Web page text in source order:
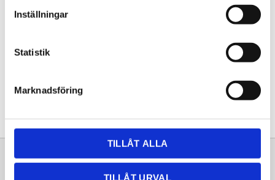
Inställningar
Statistik
Marknadsföring
TILLÅT ALLA
TILLÅT URVAL
Lagervara
Artikelnr
20260006
Sortiment Information